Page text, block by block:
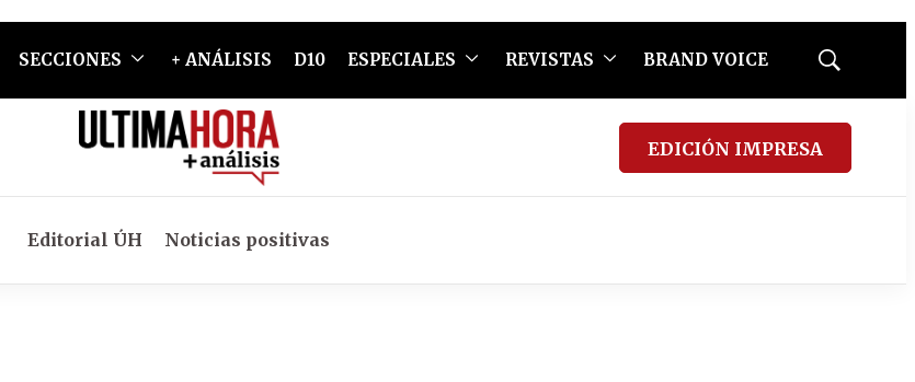
SECCIONES + ANÁLISIS D10 ESPECIALES REVISTAS BRAND VOICE
Mostrar
EDICIÓN IMPRESA
Editorial ÚH Noticias positivas